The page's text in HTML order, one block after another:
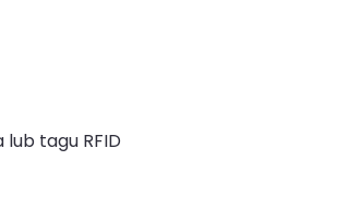
tagu RFID